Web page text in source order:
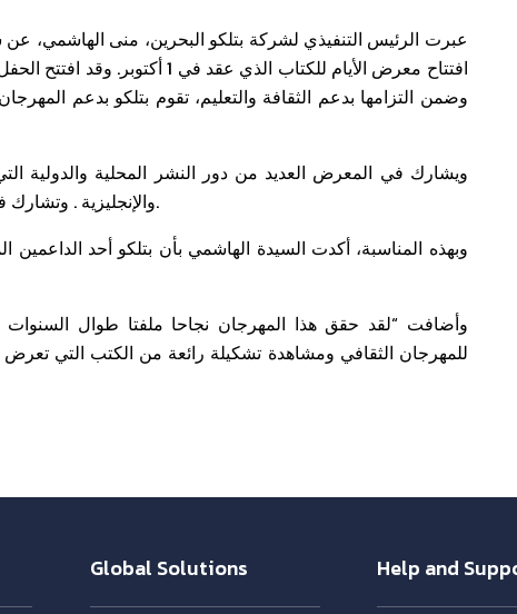
عبرت الرئيس التنفيذي لشركة بتلكو البحرين، منى الهاشمي،
افتتاح معرض الأيام للكتاب
وضمن التزامها بدعم الثقافة والتعليم، تقوم بتلكو بدعم
ويشارك في المعرض العديد من دور النشر المحلية والدولية
والإنجليزية . وتشارك في المعرض أكثر من 200 دار نشر تعرض أكثر من 150,000 عنوان.
وبهذه المناسبة، أكدت السيدة الهاشمي بأن بتلكو أحد الداعمين
وأضافت “لقد حقق هذا المهرجان نجاحا ملفتا طوال
للمهرجان الثقافي ومشاهدة تشكيلة رائعة من الكتب التي تعرض
Global Solutions Help and